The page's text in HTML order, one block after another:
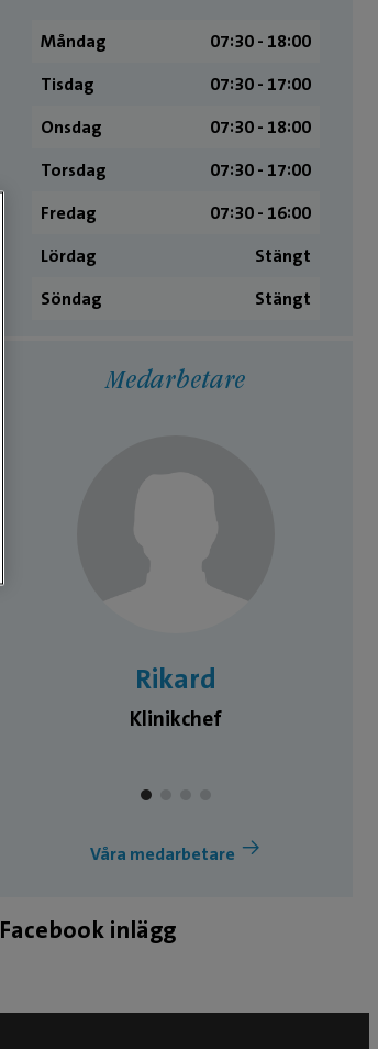
Måndag
07:30 ­- 18:00
Tisdag
07:30 ­- 17:00
Onsdag
07:30 ­- 18:00
Torsdag
07:30 ­- 17:00
Fredag
07:30 ­- 16:00
Lördag
Stängt
Söndag
Stängt
Medarbetare
Rikard
Klinikchef
Våra medarbetare
Facebook inlägg